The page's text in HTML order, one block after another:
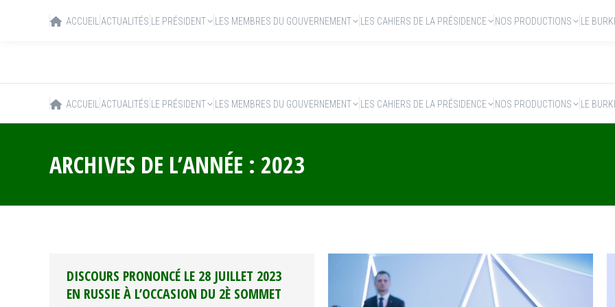
ACCUEIL ACTUALITÉS LE PRÉSIDENT LES MEMBRES DU GOUVERNEMENT LES CAHIERS DE LA PRÉSIDENCE NOS PRODUCTIONS LE
ARCHIVES DE L’ANNÉE : 2023
DISCOURS PRONONCÉ LE 28 JUILLET 2023
EN RUSSIE À L’OCCASION DU 2È SOMMET
ACCUEIL ACTUALITÉS LE PRÉSIDENT LES MEMBRES DU GOUVERNEMENT LES CAHIERS DE LA PRÉSIDENCE NOS PRODUCTIONS LE